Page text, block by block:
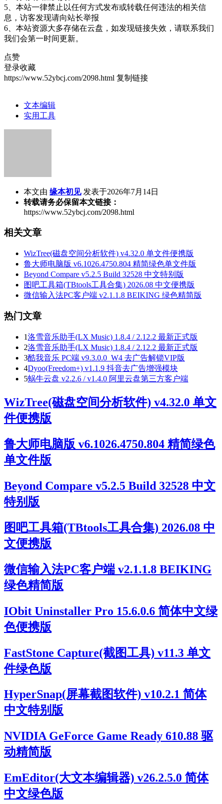
5、本站一律禁止以任何方式发布或转载任何违法的相关信
息，访客发现请向站长举报
6、本站资源大多存储在云盘，如发现链接失效，请联系我们
我们会第一时间更新。
点赞
登录收藏
https://www.52ybcj.com/2098.html 复制链接
文本编辑
实用工具
本文由 缘本初见 发表于2026年7月14日
转载请务必保留本文链接：
https://www.52ybcj.com/2098.html
相关文章
WizTree(磁盘空间分析软件) v4.32.0 单文件便携版
鲁大师电脑版 v6.1026.4750.804 精简绿色单文件版
Beyond Compare v5.2.5 Build 32528 中文特别版
图吧工具箱(TBtools工具合集) 2026.08 中文便携版
微信输入法PC客户端 v2.1.1.8 BEIKING 绿色精简版
热门文章
1洛雪音乐助手(LX Music) 1.8.4 / 2.12.2 最新正式版
2洛雪音乐助手(LX Music) 1.8.4 / 2.12.2 最新正式版
3酷我音乐 PC端 v9.3.0.0_W4 去广告解锁VIP版
4Dyoo(Freedom+) v1.1.9 抖音去广告增强模块
5蜗牛云盘 v2.2.6 / v1.4.0 阿里云盘第三方客户端
WizTree(磁盘空间分析软件) v4.32.0 单文
件便携版
鲁大师电脑版 v6.1026.4750.804 精简绿色
单文件版
Beyond Compare v5.2.5 Build 32528 中文
特别版
图吧工具箱(TBtools工具合集) 2026.08 中
文便携版
微信输入法PC客户端 v2.1.1.8 BEIKING
绿色精简版
IObit Uninstaller Pro 15.6.0.6 简体中文绿
色便携版
FastStone Capture(截图工具) v11.3 单文
件绿色版
HyperSnap(屏幕截图软件) v10.2.1 简体
中文特别版
NVIDIA GeForce Game Ready 610.88 驱
动精简版
EmEditor(大文本编辑器) v26.2.5.0 简体
中文绿色版